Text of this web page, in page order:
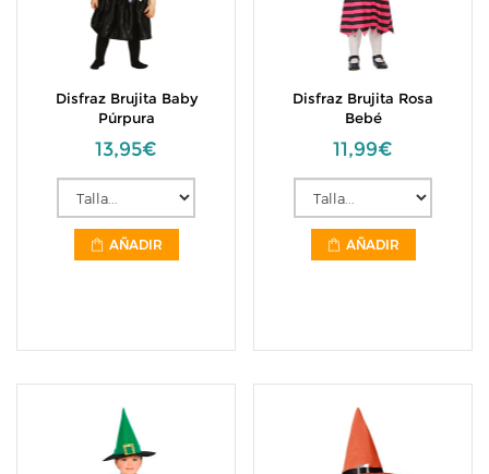
Disfraz Brujita Baby
Púrpura
13,95€
AÑADIR
Disfraz Brujita Rosa
Bebé
11,99€
AÑADIR